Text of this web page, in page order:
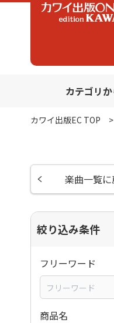
カテゴリ
カワイ出版EC TOP
楽曲一覧に
絞り込み条件
フリーワード
商品名